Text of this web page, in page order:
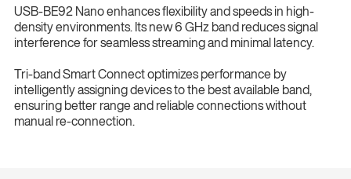
USB-BE92 Nano enhances flexibility and speeds in high-
density environments. Its new 6 GHz band reduces signal
interference for seamless streaming and minimal latency.
Tri-band Smart Connect optimizes performance by
intelligently assigning devices to the best available band,
ensuring better range and reliable connections without
manual re-connection.